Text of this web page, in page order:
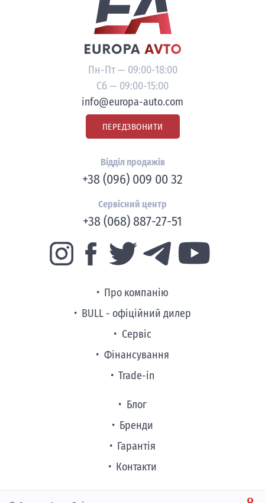
Пн-Пт — 09:00-18:00
Сб — 09:00-15:00
info@europa-auto.com
ПЕРЕДЗВОНИТИ
Відділ продажів
+38 (096) 009 00 32
Сервісний центр
+38 (068) 887-27-51
Про компанію
BULL - офіційний дилер
Сервіс
Фінансування
Trade-in
Блог
Бренди
Гарантія
Контакти